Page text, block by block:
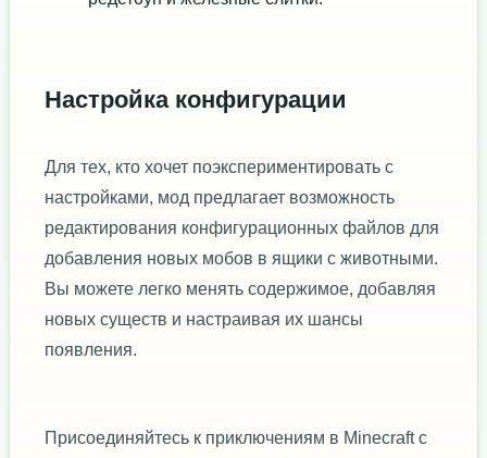
Настройка конфигурации
Для тех, кто хочет поэкспериментировать с
настройками, мод предлагает возможность
редактирования конфигурационных файлов для
добавления новых мобов в ящики с животными.
Вы можете легко менять содержимое, добавляя
новых существ и настраивая их шансы
появления.
Присоединяйтесь к приключениям в Minecraft с